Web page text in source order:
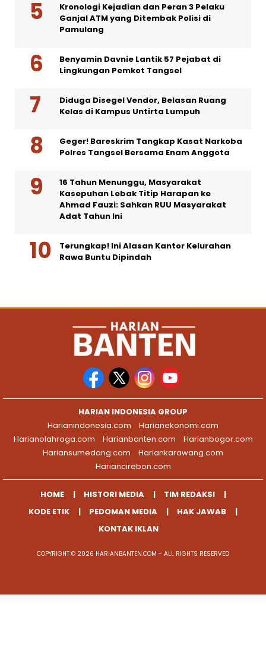
Kronologi Kejadian dan Peran 3 Pelaku
Ganjal ATM yang Ditembak Polisi di
Pamulang
Benyamin Davnie Lantik 57 Pejabat di
Lingkungan Pemkot Tangsel
Diduga Disegel Vendor, Belasan Ruang
Kelas di Kampus Untirta Lumpuh
Geger! Bareskrim Tangkap Kasat Narkoba
Polres Tangsel Bersama Enam Anggota
16 Tahun Menunggu, Masyarakat
Kasepuhan Lebak Titip Harapan ke
Ahmad Fauzi: Sahkan RUU Masyarakat
Adat Tahun Ini
Terungkap! Ini Alasan Kantor Kelurahan
Rawa Buntu Dipindah
HARIAN INDONESIA GROUP
Harianindonesia.com
Harianekonomi.com
Harianolahraga.com
Harianbanten.com
Harianbogor.com
Hariansumedang.com
Hariankarawang.com
Hariancirebon.com
HOME HISTORI MEDIA
TIM REDAKSI
KODE ETIK
PEDOMAN MEDIA
HAK JAWAB
KONTAK IKLAN
COPYRIGHT © 2026 HARIANBANTEN.COM - ALL RIGHTS RESERVED